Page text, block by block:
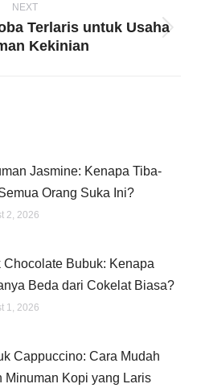
NEXT
Next
Terlaris untuk Usaha
Kekinian
Jasmine: Kenapa Tiba-
Orang Suka Ini?
2, 2026
Chocolate Bubuk: Kenapa
Beda dari Cokelat Biasa?
1, 2026
Cappuccino: Cara Mudah
Minuman Kopi yang Laris